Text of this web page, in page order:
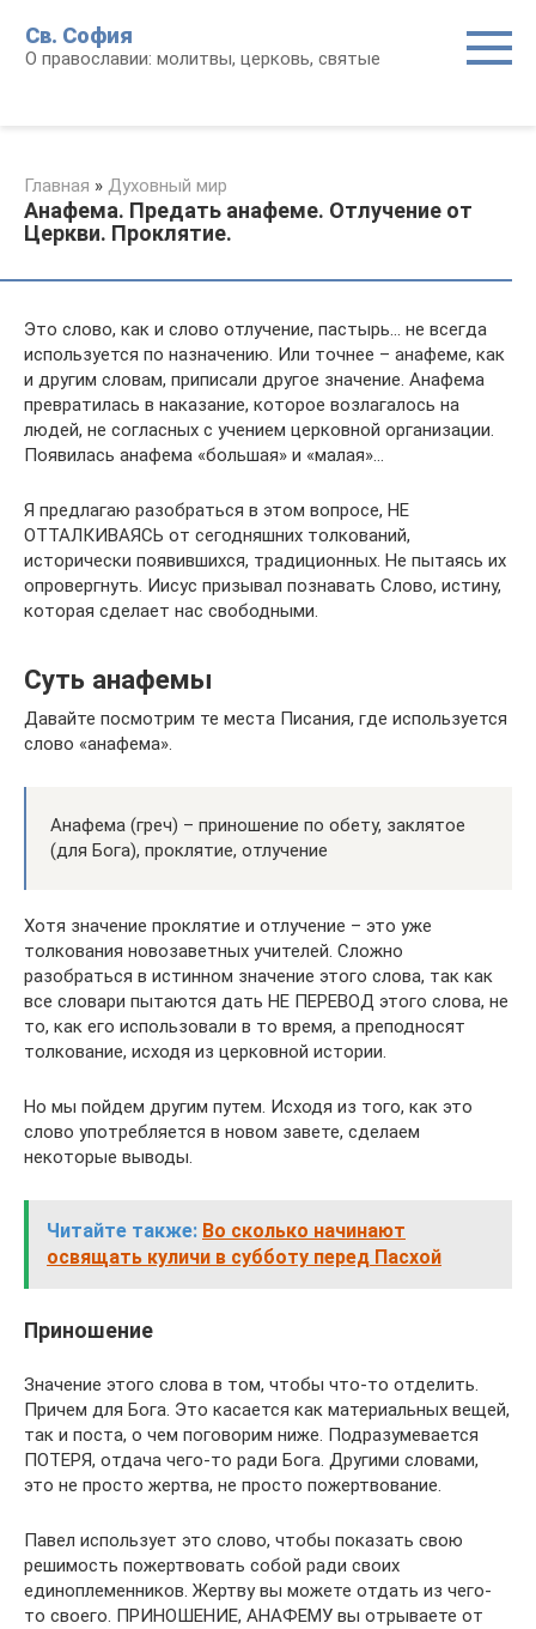
контенту
Св. София
О православии: молитвы, церковь, святые
Главная » Духовный мир
Анафема. Предать анафеме. Отлучение от
Церкви. Проклятие.
Это слово, как и слово отлучение, пастырь… не всегда
используется по назначению. Или точнее – анафеме, как
и другим словам, приписали другое значение. Анафема
превратилась в наказание, которое возлагалось на
людей, не согласных с учением церковной организации.
Появилась анафема «большая» и «малая»…
Я предлагаю разобраться в этом вопросе, НЕ
ОТТАЛКИВАЯСЬ от сегодняшних толкований,
исторически появившихся, традиционных. Не пытаясь их
опровергнуть. Иисус призывал познавать Слово, истину,
которая сделает нас свободными.
Суть анафемы
Давайте посмотрим те места Писания, где используется
слово «анафема».
Анафема (греч) – приношение по обету, заклятое
(для Бога), проклятие, отлучение
Хотя значение проклятие и отлучение – это уже
толкования новозаветных учителей. Сложно
разобраться в истинном значение этого слова, так как
все словари пытаются дать НЕ ПЕРЕВОД этого слова, не
то, как его использовали в то время, а преподносят
толкование, исходя из церковной истории.
Но мы пойдем другим путем. Исходя из того, как это
слово употребляется в новом завете, сделаем
некоторые выводы.
Читайте также: Во сколько начинают
освящать куличи в субботу перед Пасхой
Приношение
Значение этого слова в том, чтобы что-то отделить.
Причем для Бога. Это касается как материальных вещей,
так и поста, о чем поговорим ниже. Подразумевается
ПОТЕРЯ, отдача чего-то ради Бога. Другими словами,
это не просто жертва, не просто пожертвование.
Павел использует это слово, чтобы показать свою
решимость пожертвовать собой ради своих
единоплеменников. Жертву вы можете отдать из чего-
то своего. ПРИНОШЕНИЕ, АНАФЕМУ вы отрываете от